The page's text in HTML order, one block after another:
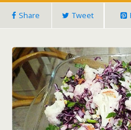
Share Tweet